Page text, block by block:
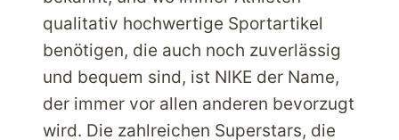
qualitativ hochwertige Sportartikel
benötigen, die auch noch zuverlässig
und bequem sind, ist NIKE der Name,
der immer vor allen anderen bevorzugt
wird. Die zahlreichen Superstars, die